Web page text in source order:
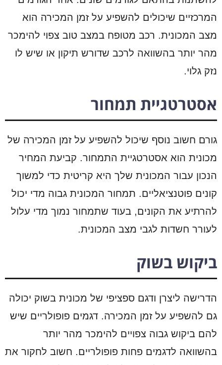
המרכזיים שיכולים להשפיע על זמן המכירה הוא
מצב המכונית. רכב מטופח במצב טוב צפוי להימכר
מהר יותר בהשוואה לרכב שדורש תיקון או שיש לו
נזק גלוי.
אסטרטגיית תמחור
גורם חשוב נוסף שיכול להשפיע על זמן המכירה של
מכונית הוא אסטרטגיית התמחור. קביעת המחיר
הנכון עבור המכונית שלך היא קריטית כדי למשוך
קונים פוטנציאליים. תמחור המכונית גבוה מדי יכול
להרתיע את הקונים, בעוד שתמחור נמוך מדי עלול
לעורר חשדות לגבי מצב המכונית.
ביקוש בשוק
הדרישה ליצרן ודגם ספציפי של מכונית בשוק יכולה
גם להשפיע על זמן המכירה. דגמים פופולריים שיש
להם ביקוש גבוה צפויים להימכר מהר יותר
בהשוואה לדגמים פחות פופולריים. חשוב לחקור את